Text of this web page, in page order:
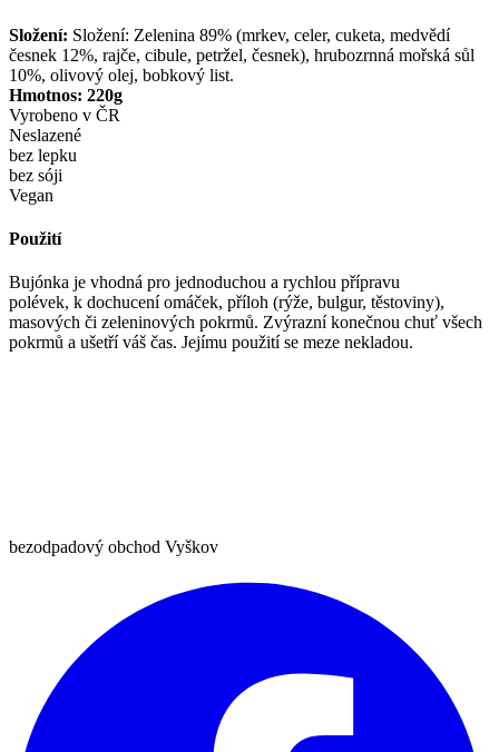
Složení: Složení: Zelenina 89% (mrkev, celer, cuketa, medvědí
česnek 12%, rajče, cibule, petržel, česnek), hrubozrnná mořská sůl
10%, olivový olej, bobkový list.
Hmotnos: 220g
Vyrobeno v ČR
Neslazené
bez lepku
bez sóji
Vegan
Použití
Bujónka je vhodná pro jednoduchou a rychlou přípravu
polévek, k dochucení omáček, příloh (rýže, bulgur, těstoviny),
masových či zeleninových pokrmů. Zvýrazní konečnou chuť všech
pokrmů a ušetří váš čas. Jejímu použití se meze nekladou.
bezodpadový obchod Vyškov